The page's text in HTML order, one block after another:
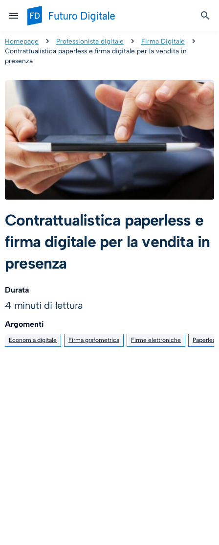
Homepage Professionista digitale
Firma Digitale
Contrattualistica paperless e firma digitale per la vendita in
presenza
Contrattualistica paperless e
firma digitale per la vendita in
presenza
Durata
4 minuti di lettura
Argomenti
Economia digitale Firma grafometrica Firme elettroniche Paperless